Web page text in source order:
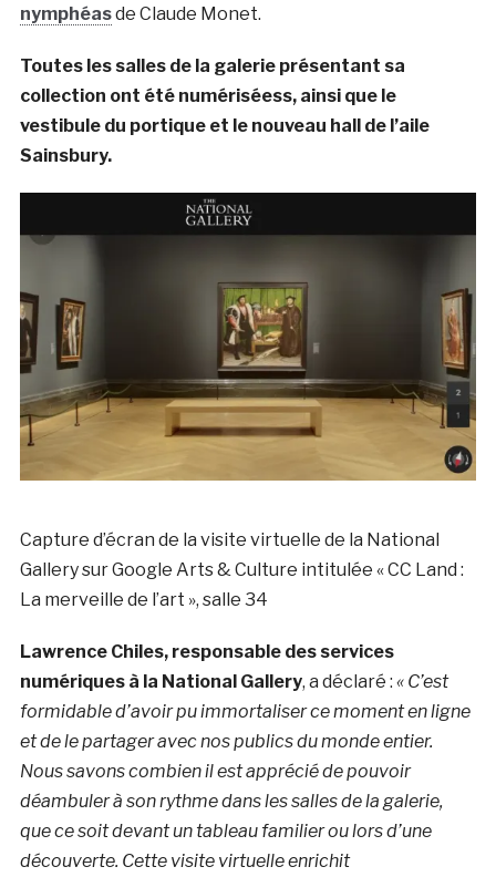
nymphéasde Claude Monet.
Toutes les salles de la galerie présentant sa
collection ont été numériséess, ainsi que le
vestibule du portique et le nouveau hall de l’aile
Sainsbury.
Capture d’écran de la visite virtuelle de la National
Gallery sur Google Arts & Culture intitulée « CC Land :
La merveille de l’art », salle 34
Lawrence Chiles, responsable des services
numériques à la National Gallery, a déclaré : « C’est
formidable d’avoir pu immortaliser ce moment en ligne
et de le partager avec nos publics du monde entier.
Nous savons combien il est apprécié de pouvoir
déambuler à son rythme dans les salles de la galerie,
que ce soit devant un tableau familier ou lors d’une
découverte. Cette visite virtuelle enrichit